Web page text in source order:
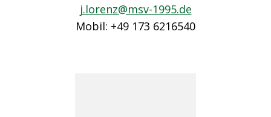
j.lorenz@msv-1995.de
Mobil: +49 173 6216540